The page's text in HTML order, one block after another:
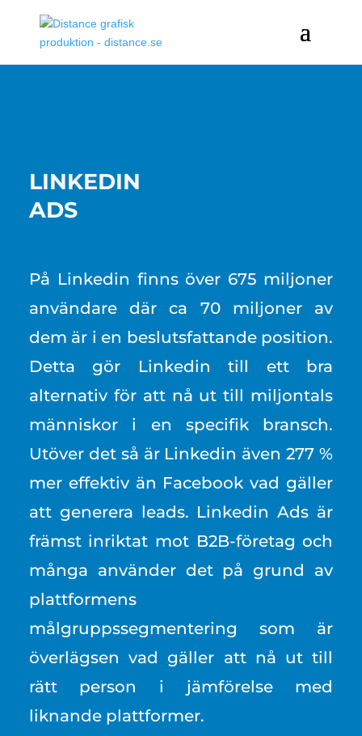
LINKEDIN
ADS
På Linkedin finns över 675 miljoner
användare där ca 70 miljoner av
dem är i en beslutsfattande position.
Detta gör Linkedin till ett bra
alternativ för att nå ut till miljontals
människor i en specifik bransch.
Utöver det så är Linkedin även 277 %
mer effektiv än Facebook vad gäller
att generera leads. Linkedin Ads är
främst inriktat mot B2B-företag och
många använder det på grund av
plattformens
målgruppssegmentering som är
överlägsen vad gäller att nå ut till
rätt person i jämförelse med
liknande plattformer.